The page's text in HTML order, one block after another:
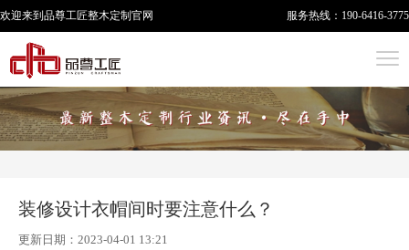
欢迎来到品尊工匠整木定制 官网 服务热线： 190-6416-3775
装修设计衣帽间时要注意什么？
更新日期：2023-04-01 13:21